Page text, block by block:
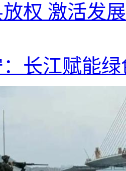
权 激活发
长江赋能